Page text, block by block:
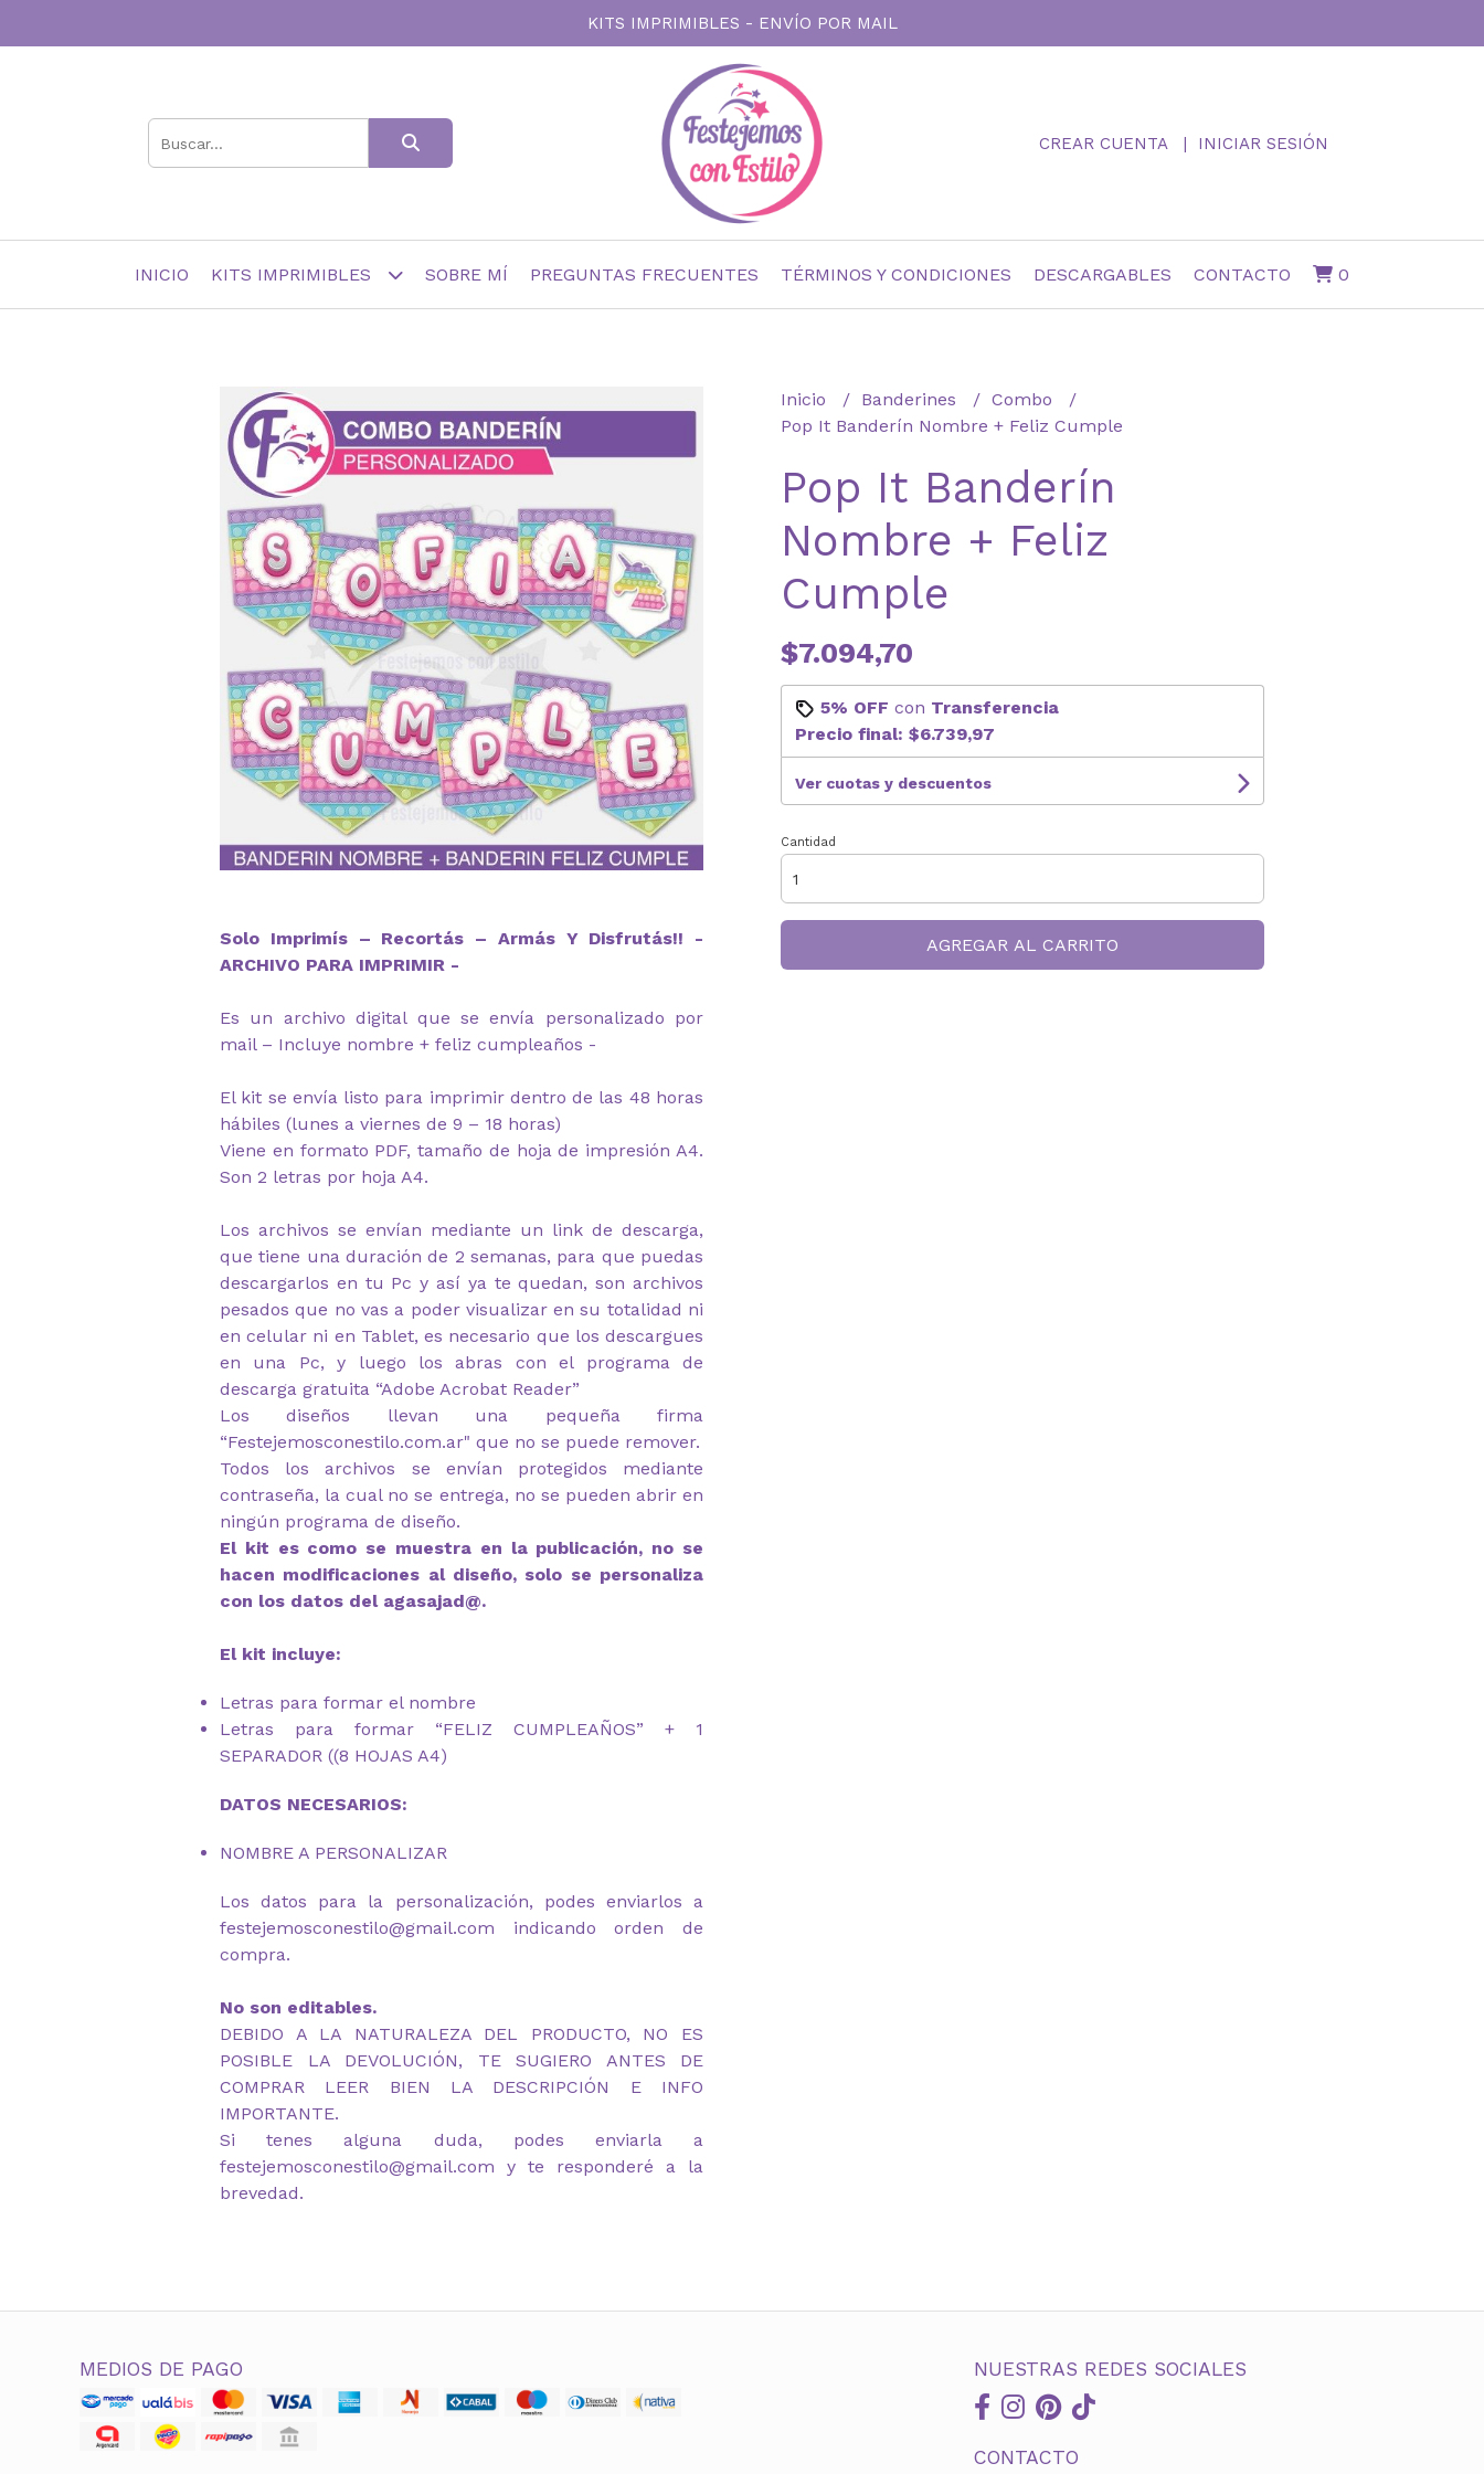
KITS IMPRIMIBLES - ENVÍO POR MAIL
CREAR CUENTA INICIAR SESIÓN
INICIO KITS IMPRIMIBLES SOBRE MÍ PREGUNTAS FRECUENTES TÉRMINOS Y CONDICIONES DESCARGABLES CONTACTO 0
Solo Imprimís – Recortás – Armás Y Disfrutás!! -
ARCHIVO PARA IMPRIMIR -
Es un archivo digital que se envía personalizado por
mail – Incluye nombre + feliz cumpleaños -
El kit se envía listo para imprimir dentro de las 48 horas
hábiles (lunes a viernes de 9 – 18 horas)
Viene en formato PDF, tamaño de hoja de impresión A4.
Son 2 letras por hoja A4.
Los archivos se envían mediante un link de descarga,
que tiene una duración de 2 semanas, para que puedas
descargarlos en tu Pc y así ya te quedan, son archivos
pesados que no vas a poder visualizar en su totalidad ni
en celular ni en Tablet, es necesario que los descargues
en una Pc, y luego los abras con el programa de
descarga gratuita “Adobe Acrobat Reader”
Los diseños llevan una pequeña firma
“Festejemosconestilo.com.ar" que no se puede remover.
Todos los archivos se envían protegidos mediante
contraseña, la cual no se entrega, no se pueden abrir en
ningún programa de diseño.
El kit es como se muestra en la publicación, no se
hacen modificaciones al diseño, solo se personaliza
con los datos del agasajad@.
El kit incluye:
Letras para formar el nombre
Letras para formar “FELIZ CUMPLEAÑOS” + 1
SEPARADOR ((8 HOJAS A4)
DATOS NECESARIOS:
NOMBRE A PERSONALIZAR
Los datos para la personalización, podes enviarlos a
festejemosconestilo@gmail.com indicando orden de
compra.
No son editables.
DEBIDO A LA NATURALEZA DEL PRODUCTO, NO ES
POSIBLE LA DEVOLUCIÓN, TE SUGIERO ANTES DE
COMPRAR LEER BIEN LA DESCRIPCIÓN E INFO
IMPORTANTE.
Si tenes alguna duda, podes enviarla a
festejemosconestilo@gmail.com y te responderé a la
brevedad.
Inicio Banderines
Combo
Pop It Banderín Nombre + Feliz Cumple
Pop It Banderín
Nombre + Feliz
Cumple
$7.094,70
5% OFF con Transferencia
Precio final: $6.739,97
Ver cuotas y descuentos
Cantidad
AGREGAR AL CARRITO
MEDIOS DE PAGO NUESTRAS REDES SOCIALES
CONTACTO